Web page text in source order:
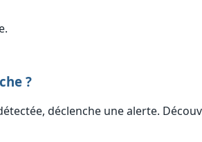
?
déclenche une alerte.